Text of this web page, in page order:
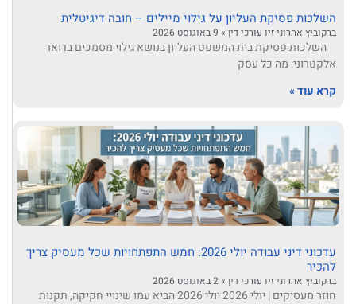
השלכות פסיקת העליון על גילוי מיילים – חובה דיגיטלית
ברקוביץ אהרוני זיו עורכי דין
השלכות פסיקת בית המשפט העליון בנושא גילוי מסמכים בדואר
אלקטרוני: מה כל עסק
קרא עוד »
עדכוני דיני עבודה יולי 2026: חמש התפתחויות שכל מעסיק צריך
להכיר
ברקוביץ אהרוני זיו עורכי דין
חוזר מעסיקים | יולי 2026 יולי 2026 הביא עמו שינויי חקיקה, תקנות